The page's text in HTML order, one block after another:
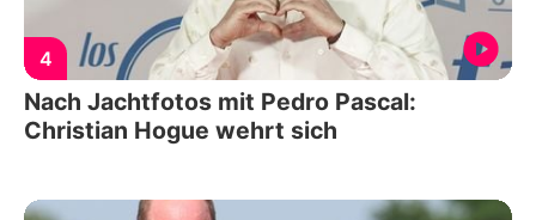
4
Nach Jachtfotos mit Pedro Pascal:
Christian Hogue wehrt sich